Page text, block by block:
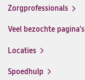
op
op
op
Zorgprofessionals
Veel bezochte pagina's
Locaties
Spoedhulp